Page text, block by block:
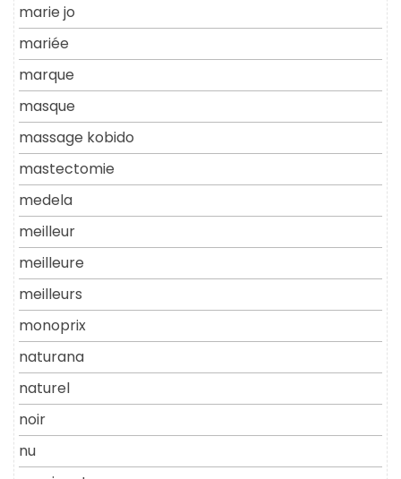
marie jo
mariée
marque
masque
massage kobido
mastectomie
medela
meilleur
meilleure
meilleurs
monoprix
naturana
naturel
noir
nu